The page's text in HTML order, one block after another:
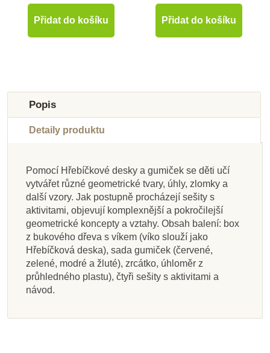
Přidat do košíku Přidat do košíku
Do školy
Skladem
Moyo Montessori
Jabloňová hra
509 Kč565 Kč
Skladem u
dodavatele
Nienhuis - Násobící
hadí hra (umělé
korálky)
4 068 Kč
Skladem u
dodavatele
Nienhuis - Seguinova
tabulka 11-99
(americký styl číslic)
2 968 Kč
Skladem u
dodavatele
Nienhuis - Sada
aktivit k Seguinově
tabulce 11 - 99
1 837 Kč
Na dotaz
Moyo Montessori
Prstové tabulky k
dělení
940 Kč
Skladem u
dodavatele
Nienhuis - Malé
plastové karty s čísly
1 - 3000
490 Kč
Skladem u
dodavatele
Nienhuis - Barevná
tabule pro násobení
víceciferných činitelů
4 608 Kč
Skladem
Nienhuis - Sada
aktivit ke Zlomkům 2,
v anglickém jazyce
1 999 Kč
Popis
Detaily produktu
Pomocí Hřebíčkové desky a gumiček se děti učí
vytvářet různé geometrické tvary, úhly, zlomky a
další vzory. Jak postupně procházejí sešity s
aktivitami, objevují komplexnější a pokročilejší
geometrické koncepty a vztahy. Obsah balení: box
z bukového dřeva s víkem (víko slouží jako
Hřebíčková deska), sada gumiček (červené,
zelené, modré a žluté), zrcátko, úhloměr z
průhledného plastu), čtyři sešity s aktivitami a
návod.